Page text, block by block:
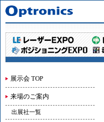
展示会 TOP
来場のご案内
出展社一覧